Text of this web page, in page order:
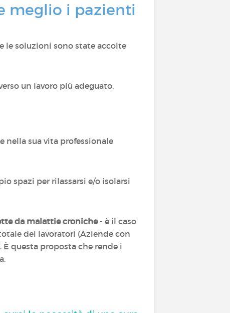
meglio i pazienti
le soluzioni sono state accolte
un lavoro più adeguato.
nella sua vita professionale
spazi per rilassarsi e/o isolarsi
da malattie croniche- è il caso
dei lavoratori (Aziende con
questa proposta che rende i